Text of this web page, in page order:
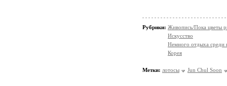
Рубрики: Живопись/Пока цветы
Искусство
Немного отдыха среди
Корея
Метки: лотосы Jun Chul Soon